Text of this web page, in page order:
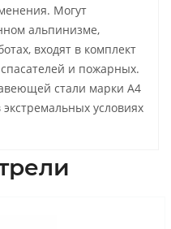
Могут
альпинизме,
входят в комплект
и пожарных.
стали марки А4
условиях